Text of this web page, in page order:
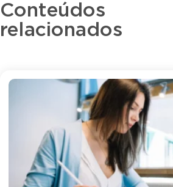
Conteúdos
relacionados